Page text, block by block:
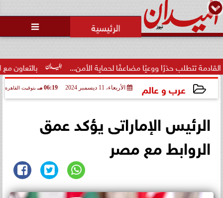

بالتعاون مع البنك حذرًا ووعيًا مضاعفًا لحماية الأمن...
عرب و عالم الأربعاء، 11 ديسمبر 2024 06:19 مـ بتوقيت القاهرة
الرئيس الإماراتى يؤكد عمق
الروابط مع مصر